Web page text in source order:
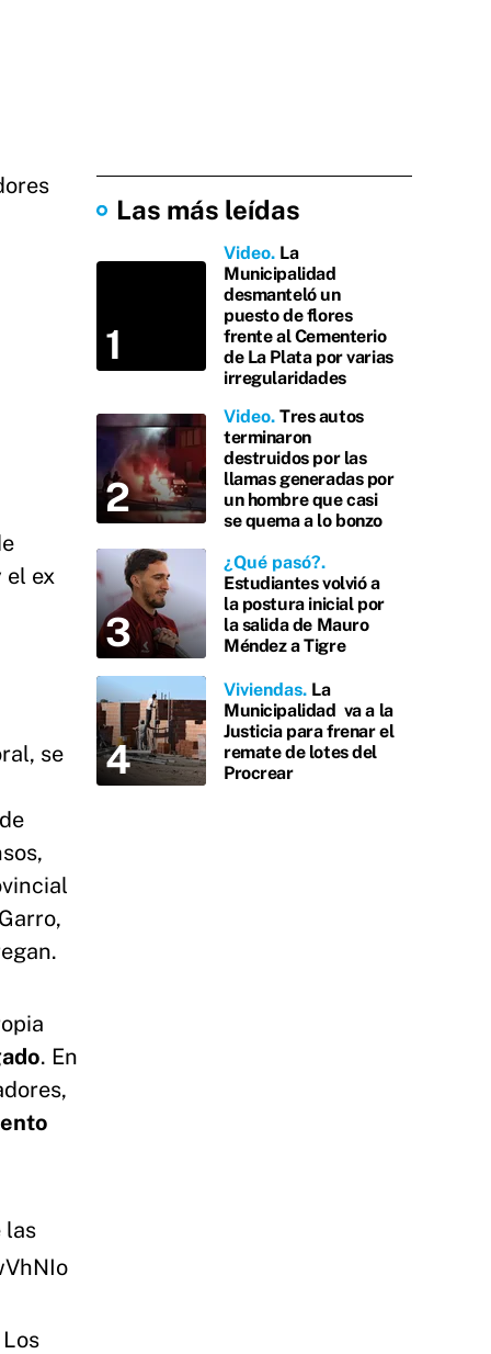
el ex
se
. En
las
Las más leídas
Video La
Municipalidad
desmanteló un
puesto de flores
frente al Cementerio
de La Plata por varias
irregularidades
Video Tres autos
terminaron
destruidos por las
llamas generadas por
un hombre que casi
se quema a lo bonzo
¿Qué pasó?
Estudiantes volvió a
la postura inicial por
la salida de Mauro
Méndez a Tigre
Viviendas La
Municipalidad va a la
Justicia para frenar el
remate de lotes del
Procrear